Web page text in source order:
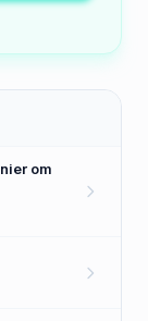
om